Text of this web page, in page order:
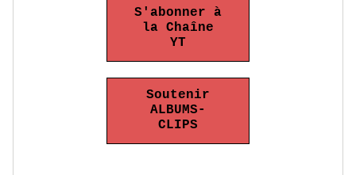
S'abonner à
la Chaîne
YT
Soutenir
ALBUMS-
CLIPS